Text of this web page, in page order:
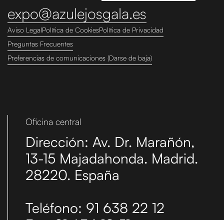
expo@azulejosgala.es
Aviso LegalPolítica de CookiesPolítica de Privacidad
Preguntas Frecuentes
Preferencias de comunicaciones (Darse de baja)
Oficina central
Dirección: Av. Dr. Marañón,
13-15 Majadahonda. Madrid.
28220. España
Teléfono: 91 638 22 12